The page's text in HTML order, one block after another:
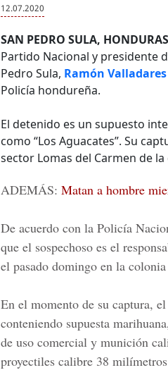
12.07.2020
SAN PEDRO SULA,
Partido Nacional y presidente
Pedro Sula, Ramón Valladares
Policía hondureña.
El detenido es un supuesto
como “Los Aguacates”. Su
sector Lomas del Carmen de
ADEMÁS: Matan a hombre
De acuerdo con la Policía
que el sospechoso es el
el pasado domingo en la
En el momento de su captura,
conteniendo supuesta
de uso comercial y munición
proyectiles calibre 38